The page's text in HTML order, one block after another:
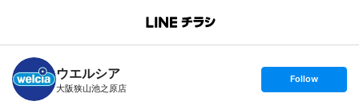
B
n
c
h
T
ウエルシア
大阪狭山池之原店
s
t
Follow